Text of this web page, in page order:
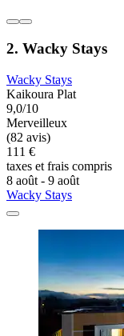
2. Wacky Stays
Wacky Stays
Kaikoura Plat
9,0/10
Merveilleux
(82 avis)
111 €
taxes et frais compris
8 août - 9 août
Wacky Stays